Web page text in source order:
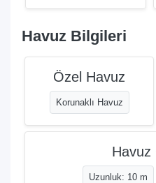
Havuz Bilgileri
Özel Havuz
Korunaklı Havuz
Havuz
Uzunluk: 10 m